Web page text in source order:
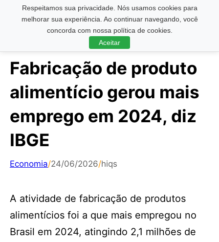
Respeitamos sua privacidade. Nós usamos cookies para
melhorar sua experiência. Ao continuar navegando, você
concorda com nossa política de cookies.
Aceitar
Pesquisar ...
Fabricação de produto
alimentício gerou mais
emprego em 2024, diz
IBGE
Economia/24/06/2026/hiqs
A atividade de fabricação de produtos
alimentícios foi a que mais empregou no
Brasil em 2024, atingindo 2,1 milhões de